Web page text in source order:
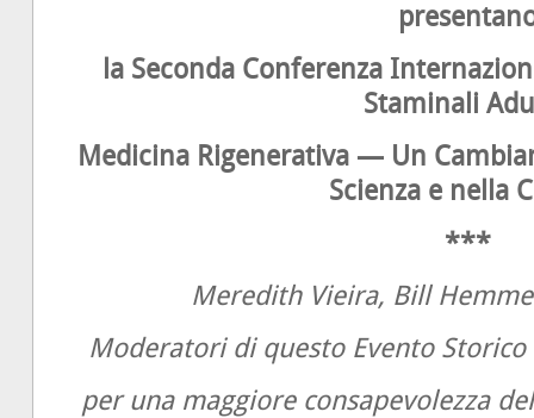
la Seconda Conferenza
Staminali
Medicina Rigenerativa — Un
Scienza e nella
***
Meredith Vieira, Bill
Moderatori di questo Evento
per una maggiore consapevolezza